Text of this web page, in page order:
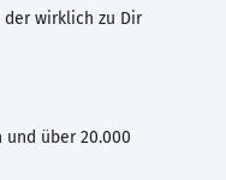
der wirklich zu Dir
und über 20.000